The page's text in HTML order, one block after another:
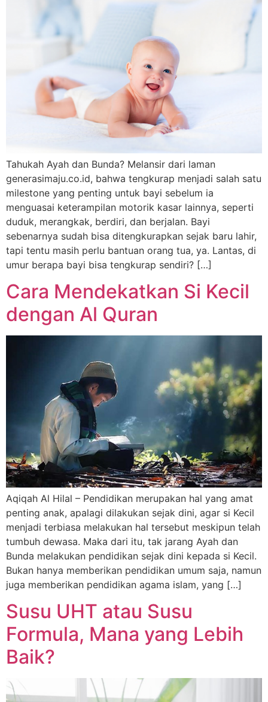
Tahukah Ayah dan Bunda? Melansir dari laman
generasimaju.co.id, bahwa tengkurap menjadi salah satu
milestone yang penting untuk bayi sebelum ia
menguasai keterampilan motorik kasar lainnya, seperti
duduk, merangkak, berdiri, dan berjalan. Bayi
sebenarnya sudah bisa ditengkurapkan sejak baru lahir,
tapi tentu masih perlu bantuan orang tua, ya. Lantas, di
umur berapa bayi bisa tengkurap sendiri? […]
Cara Mendekatkan Si Kecil
dengan Al Quran
Aqiqah Al Hilal – Pendidikan merupakan hal yang amat
penting anak, apalagi dilakukan sejak dini, agar si Kecil
menjadi terbiasa melakukan hal tersebut meskipun telah
tumbuh dewasa. Maka dari itu, tak jarang Ayah dan
Bunda melakukan pendidikan sejak dini kepada si Kecil.
Bukan hanya memberikan pendidikan umum saja, namun
juga memberikan pendidikan agama islam, yang […]
Susu UHT atau Susu
Formula, Mana yang Lebih
Baik?